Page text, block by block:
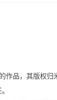
作品，其版权